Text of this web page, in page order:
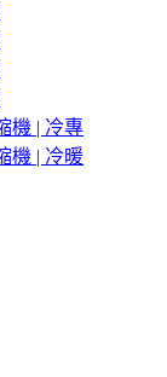
機 | 冷專
機 | 冷暖